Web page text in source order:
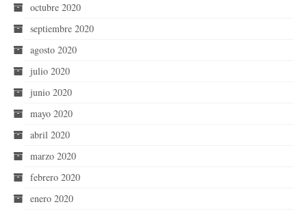
octubre 2020
septiembre 2020
agosto 2020
julio 2020
junio 2020
mayo 2020
abril 2020
marzo 2020
febrero 2020
enero 2020